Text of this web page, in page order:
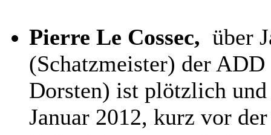
Pierre Le Cossec, über
(Schatzmeister) der
Dorsten) ist plötzlich
Januar 2012, kurz vor